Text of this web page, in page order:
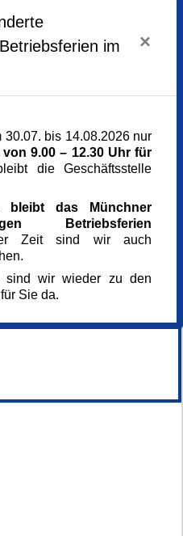
16.00 Uhr
im
×
bis 14.08.2026 nur
9.00 – 12.30 Uhr für
die Geschäftsstelle
bleibt das Münchner
Betriebsferien
Zeit sind wir auch
sind wir wieder zu den
Sie da.